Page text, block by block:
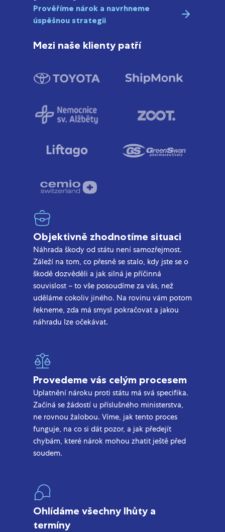
Prověříme nárok a navrhneme
úspěšnou strategii
Mezi naše klienty patří
Objektivně zhodnotíme situaci
Náhrada škody od státu není samozřejmost.
Záleží na tom, co přesně se stalo, kdy jste se o
škodě dozvěděli a jak silná je příčinná
souvislost – to vše posoudíme za vás, než
uděláme cokoliv jiného. Na rovinu vám potom
řekneme, zda má smysl pokračovat a jakou
náhradu lze očekávat.
Provedeme vás celým procesem
Uplatnění nároku proti státu má svá specifika.
Začíná se žádostí u příslušného ministerstva,
ne rovnou žalobou. Víme, jak tento proces
funguje, na co si dát pozor, a jak předejít
chybám, které nárok mohou zhatit ještě před
soudem.
Ohlídáme všechny lhůty a
termíny